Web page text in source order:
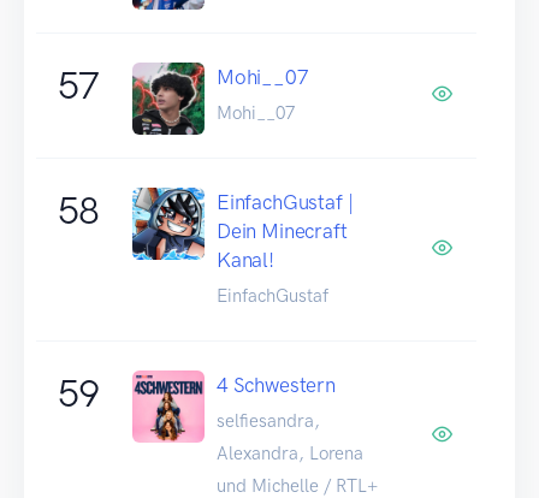
57 Mohi__07
Mohi__07
58
EinfachGustaf |
Dein Minecraft
Kanal!
EinfachGustaf
59 4 Schwestern
selfiesandra,
Alexandra, Lorena
und Michelle / RTL+